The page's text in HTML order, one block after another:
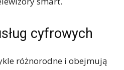
cyfrowych
różnorodne i obejmują